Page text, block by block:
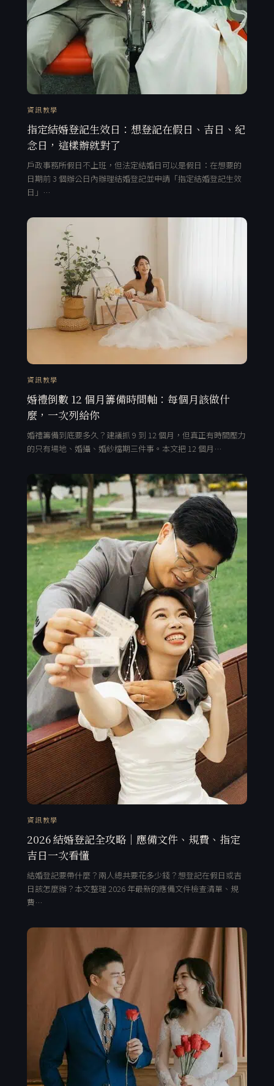
資訊教學
指定結婚登記生效日：想登記在假日、吉日、紀
念日，這樣辦就對了
戶政事務所假日不上班，但法定結婚日可以是假日：在想要的
日期前 3 個辦公日內辦理結婚登記並申請「指定結婚登記生效
日」…
資訊教學
婚禮倒數 12 個月籌備時間軸：每個月該做什
麼，一次列給你
婚禮籌備到底要多久？建議抓 9 到 12 個月，但真正有時間壓力
的只有場地、婚攝、婚紗檔期三件事。本文把 12 個月…
資訊教學
2026 結婚登記全攻略｜應備文件、規費、指定
吉日一次看懂
結婚登記要帶什麼？兩人總共要花多少錢？想登記在假日或吉
日該怎麼辦？本文整理 2026 年最新的應備文件檢查清單、規
費…